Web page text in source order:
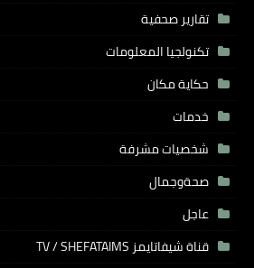
تقارير صحفية
تكنولجيا المعلومات
حكاية مكان
خدمات
شخصيات مشرفة
صحةوجمال
عاجل
قناة شيفاتايمز TV / SHEFATAIMS